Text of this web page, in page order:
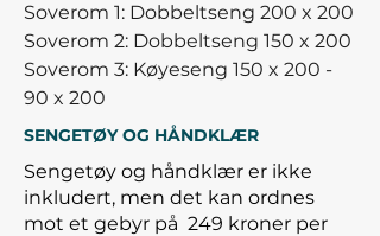
Soverom 1: Dobbeltseng 200 x 200
Soverom 2: Dobbeltseng 150 x 200
Soverom 3: Køyeseng 150 x 200 -
90 x 200
SENGETØY OG HÅNDKLÆR
Sengetøy og håndklær er ikke
inkludert, men det kan ordnes
mot et gebyr på 249 kroner per